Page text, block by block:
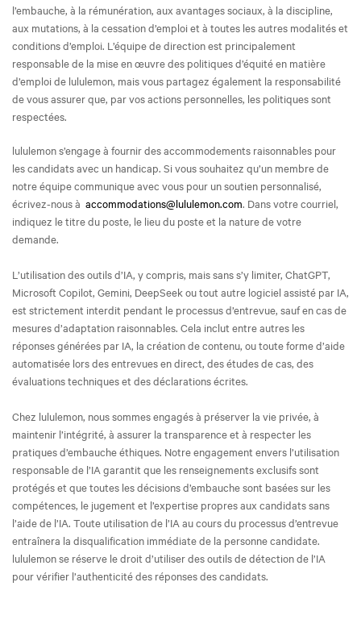
l’embauche, à la rémunération, aux avantages sociaux, à la discipline,
aux mutations, à la cessation d’emploi et à toutes les autres modalités et
conditions d’emploi. L’équipe de direction est principalement
responsable de la mise en œuvre des politiques d’équité en matière
d’emploi de lululemon, mais vous partagez également la responsabilité
de vous assurer que, par vos actions personnelles, les politiques sont
respectées.
lululemon s’engage à fournir des accommodements raisonnables pour
les candidats avec un handicap. Si vous souhaitez qu’un membre de
notre équipe communique avec vous pour un soutien personnalisé,
écrivez-nous à accommodations@lululemon.com. Dans votre courriel,
indiquez le titre du poste, le lieu du poste et la nature de votre
demande.
L’utilisation des outils d’IA, y compris, mais sans s’y limiter, ChatGPT,
Microsoft Copilot, Gemini, DeepSeek ou tout autre logiciel assisté par IA,
est strictement interdit pendant le processus d’entrevue, sauf en cas de
mesures d’adaptation raisonnables. Cela inclut entre autres les
réponses générées par IA, la création de contenu, ou toute forme d’aide
automatisée lors des entrevues en direct, des études de cas, des
évaluations techniques et des déclarations écrites.
Chez lululemon, nous sommes engagés à préserver la vie privée, à
maintenir l’intégrité, à assurer la transparence et à respecter les
pratiques d’embauche éthiques. Notre engagement envers l’utilisation
responsable de l’IA garantit que les renseignements exclusifs sont
protégés et que toutes les décisions d’embauche sont basées sur les
compétences, le jugement et l’expertise propres aux candidats sans
l’aide de l’IA. Toute utilisation de l’IA au cours du processus d’entrevue
entraînera la disqualification immédiate de la personne candidate.
lululemon se réserve le droit d’utiliser des outils de détection de l’IA
pour vérifier l’authenticité des réponses des candidats.